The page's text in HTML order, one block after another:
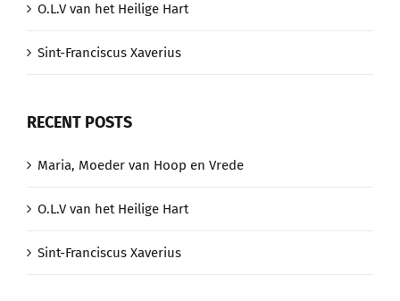
O.L.V van het Heilige Hart
Sint-Franciscus Xaverius
RECENT POSTS
Maria, Moeder van Hoop en Vrede
O.L.V van het Heilige Hart
Sint-Franciscus Xaverius